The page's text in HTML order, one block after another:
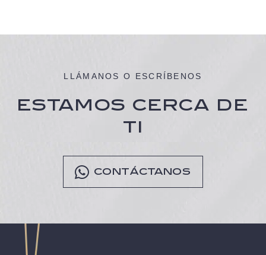
LLÁMANOS O ESCRÍBENOS
ESTAMOS CERCA DE
TI
CONTÁCTANOS